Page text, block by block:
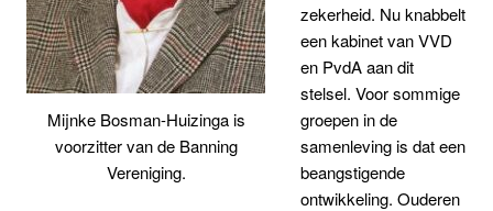
Mijnke Bosman-Huizinga is
voorzitter van de Banning
Vereniging.
zekerheid. Nu knabbelt
een kabinet van VVD
en PvdA aan dit
stelsel. Voor sommige
groepen in de
samenleving is dat een
beangstigende
ontwikkeling. Ouderen